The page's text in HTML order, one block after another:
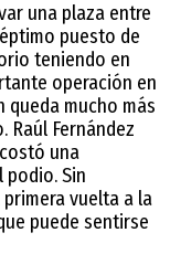
una plaza entre
puesto de
teniendo en
operación en
queda mucho más
Raúl Fernández
una
Sin
vuelta a la
puede sentirse